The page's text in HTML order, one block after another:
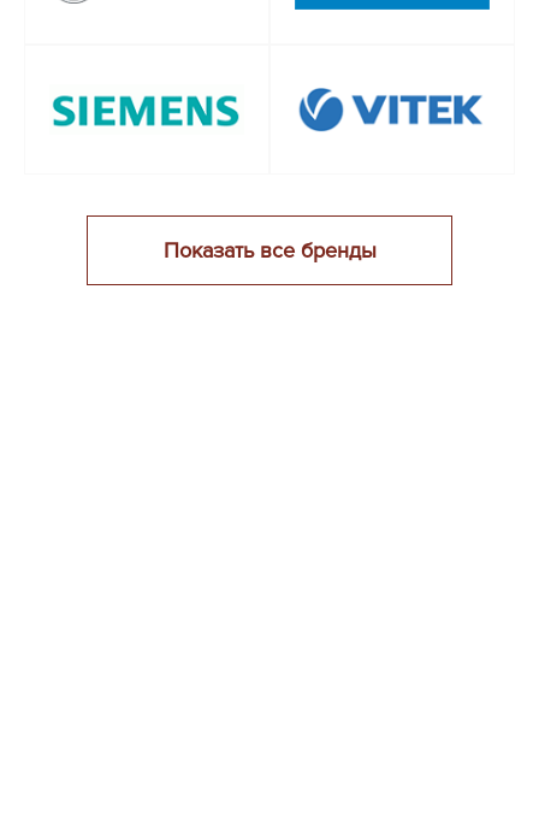
Показать все бренды